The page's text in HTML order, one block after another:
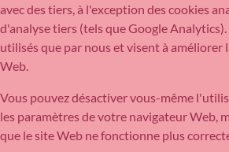
avec des tiers, à l'exception des cookies
d'analyse tiers (tels que Google
utilisés que par nous et visent à améliorer
Web.
Vous pouvez désactiver vous-même
les paramètres de votre navigateur Web,
que le site Web ne fonctionne plus